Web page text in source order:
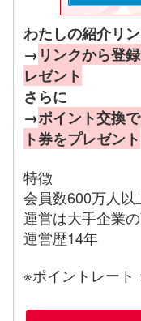
わたしの紹介リ
→ リンクから登
レゼント
さらに
→ポイント交換
ト券をプレゼント
特徴
会員数600万人以
運営は大手企業
運営歴14年
※ポイントレート